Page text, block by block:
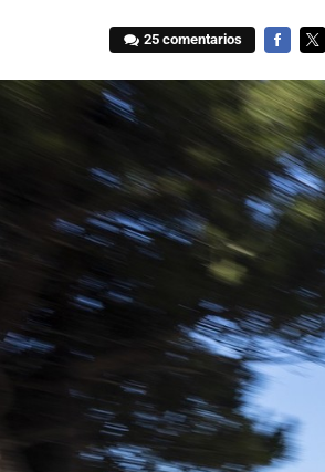
25 comentarios